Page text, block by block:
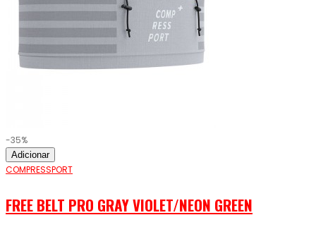
-35%
Adicionar
COMPRESSPORT
FREE BELT PRO GRAY VIOLET/NEON GREEN